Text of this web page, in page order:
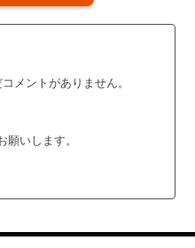
メントがありません。
願いします。